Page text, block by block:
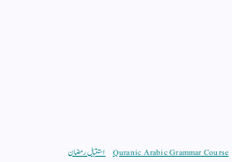
Quranic Arabic Grammar Course استقبال رمضان